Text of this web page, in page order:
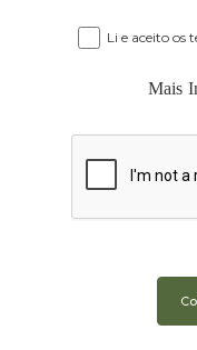
Li e aceito os
Mais